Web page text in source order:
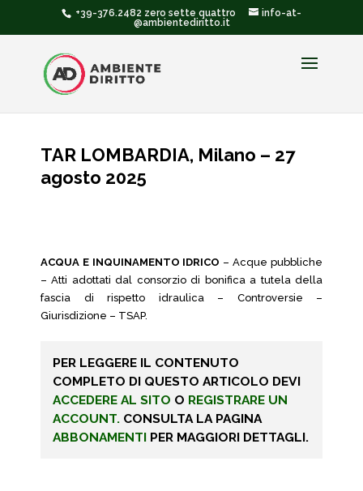
+39-376.2482 zero sette quattro
info-at-
@ambientediritto.it
TAR LOMBARDIA, Milano – 27
agosto 2025
ACQUA E INQUINAMENTO IDRICO – Acque pubbliche
– Atti adottati dal consorzio di bonifica a tutela della
fascia di rispetto idraulica – Controversie –
Giurisdizione – TSAP.
PER LEGGERE IL CONTENUTO
COMPLETO DI QUESTO ARTICOLO DEVI
ACCEDERE AL SITO O REGISTRARE UN
ACCOUNT. CONSULTA LA PAGINA
ABBONAMENTI PER MAGGIORI DETTAGLI.